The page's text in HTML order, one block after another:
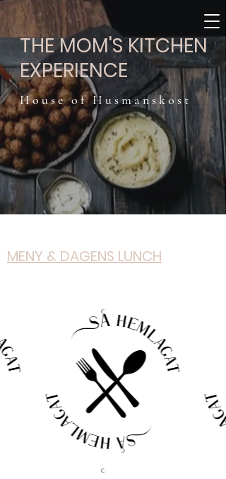
THE MOM'S KITCHEN
EXPERIENCE
H o u s e o f H u s m a n s k o s t
MENY & DAGENS LUNCH